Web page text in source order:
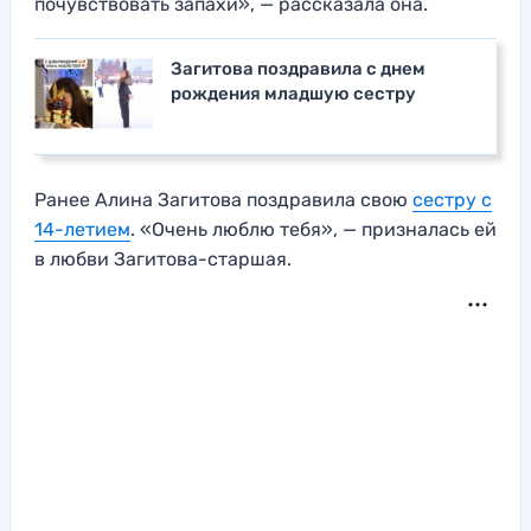
почувствовать запахи», — рассказала она.
Загитова поздравила с днем
рождения младшую сестру
Ранее Алина Загитова поздравила свою сестру с
14-летием. «Очень люблю тебя», — призналась ей
в любви Загитова-старшая.